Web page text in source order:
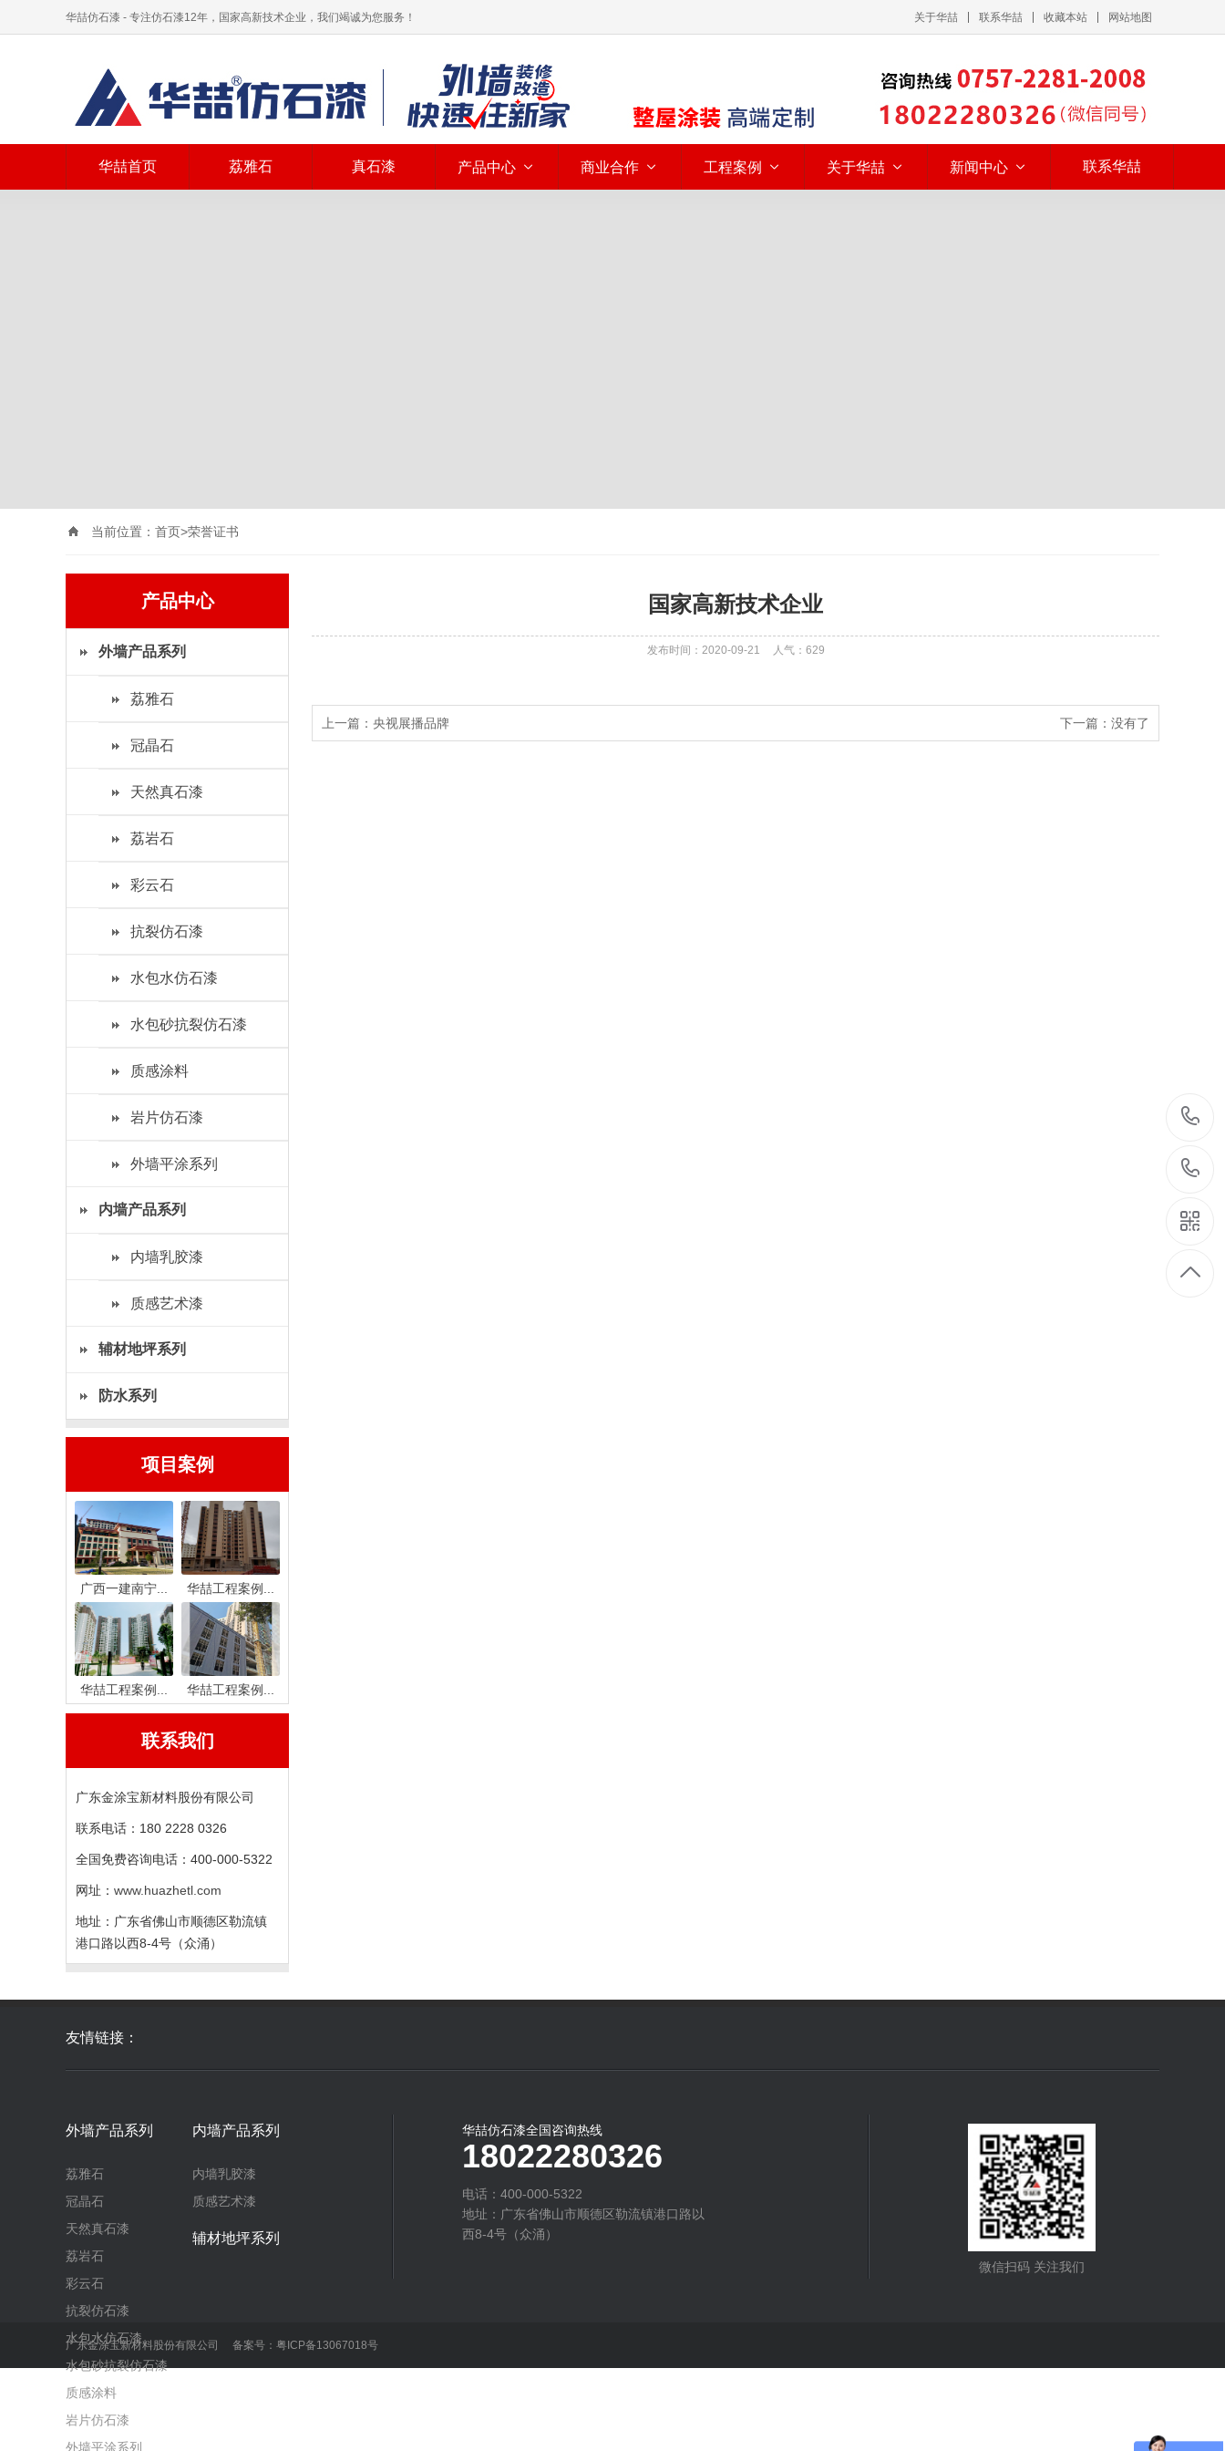
华喆仿石漆 - 专注仿石漆12年，国家高新技术企业，我们竭诚为您服务！ 关于华喆 联系华喆 收藏本站 网站地图
华喆首页 荔雅石 真石漆 产品中心 商业合作 工程案例 关于华喆 新闻中心 联系华喆
当前位置： 首页>荣誉证书
产品中心
外墙产品系列
荔雅石
冠晶石
天然真石漆
荔岩石
彩云石
抗裂仿石漆
水包水仿石漆
水包砂抗裂仿石漆
质感涂料
岩片仿石漆
外墙平涂系列
内墙产品系列
内墙乳胶漆
质感艺术漆
辅材地坪系列
防水系列
项目案例
广西一建南宁... 华喆工程案例...
华喆工程案例... 华喆工程案例...
联系我们
广东金涂宝新材料股份有限公司
联系电话：180 2228 0326
全国免费咨询电话：400-000-5322
网址： www.huazhetl.com
地址：广东省佛山市顺德区勒流镇
港口路以西8-4号（众涌）
国家高新技术企业
发布时间：2020-09-21 人气： 629
上一篇： 央视展播品牌 下一篇： 没有了
友情链接：
外墙产品系列
荔雅石
冠晶石
天然真石漆
荔岩石
彩云石
抗裂仿石漆
水包水仿石漆
水包砂抗裂仿石漆
质感涂料
岩片仿石漆
外墙平涂系列
内墙产品系列
内墙乳胶漆
质感艺术漆
辅材地坪系列
华喆仿石漆全国咨询热线
18022280326
电话：400-000-5322
地址：广东省佛山市顺德区勒流镇港口路以
西8-4号（众涌）
微信扫码 关注我们
广东金涂宝新材料股份有限公司 备案号： 粤ICP备13067018号